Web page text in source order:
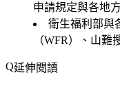
申請規定與各地
衛生福利部與
（WFR）、山
延伸閱讀